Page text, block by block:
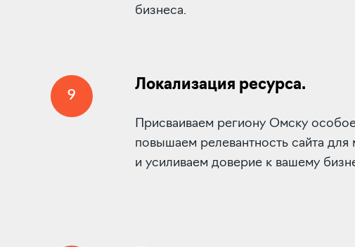
бизнеса.
9
Локализация ресурса.
Присваиваем региону Омску
повышаем релевантность сайта для
и усиливаем доверие к вашему